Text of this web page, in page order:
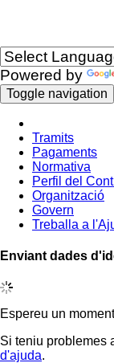
Powered by
Toggle navigation
Tramits
Pagaments
Normativa
Perfil del
Organització
Govern
Treballa a
Enviant dades
Espereu un
Si teniu problemes
d'ajuda.